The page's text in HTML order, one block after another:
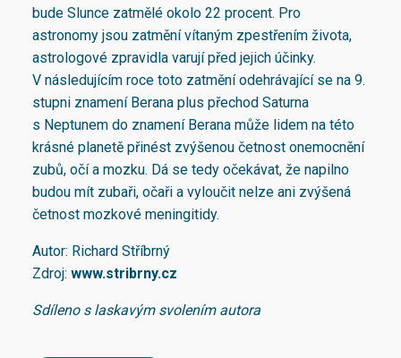
bude Slunce zatmělé okolo 22 procent. Pro
astronomy jsou zatmění vítaným zpestřením života,
astrologové zpravidla varují před jejich účinky.
V následujícím roce toto zatmění odehrávající se na 9.
stupni znamení Berana plus přechod Saturna
s Neptunem do znamení Berana může lidem na této
krásné planetě přinést zvýšenou četnost onemocnění
zubů, očí a mozku. Dá se tedy očekávat, že napilno
budou mít zubaři, očaři a vyloučit nelze ani zvýšená
četnost mozkové meningitidy.
Autor: Richard Stříbrný
Zdroj: www.stribrny.cz
Sdíleno s laskavým svolením autora